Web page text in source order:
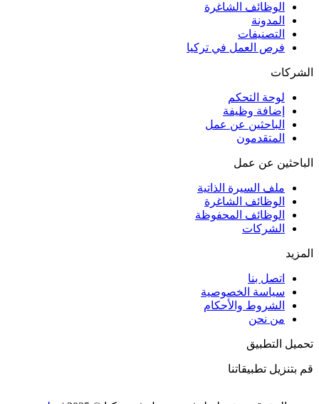
الوظائف الشاغرة
المدونة
التصنيفات
فرص العمل في تركيا
الشركات
لوحة التحكم
إضافة وظيفة
الباحثين عن عمل
المتقدمون
الباحثين عن عمل
ملف السيرة الذاتية
الوظائف الشاغرة
الوظائف المحفوظة
الشركات
المزيد
اتصل بنا
سياسة الخصوصية
الشروط والأحكام
من نحن
تحميل التطبيق
قم بتنزيل تطبيقاتنا